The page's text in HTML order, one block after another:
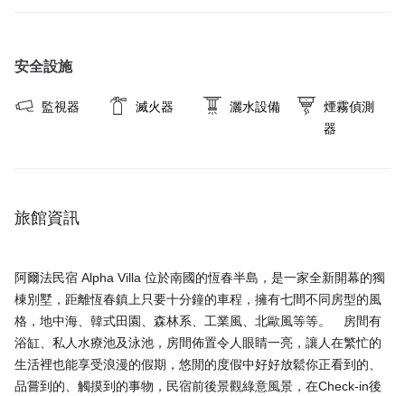
安全設施
監視器 滅火器 灑水設備
煙霧偵測
器
旅館資訊
阿爾法民宿 Alpha Villa 位於南國的恆春半島，是一家全新開幕的獨
棟別墅，距離恆春鎮上只要十分鐘的車程，擁有七間不同房型的風
格，地中海、韓式田園、森林系、工業風、北歐風等等。 房間有
浴缸、私人水療池及泳池，房間佈置令人眼睛一亮，讓人在繁忙的
生活裡也能享受浪漫的假期，悠閒的度假中好好放鬆你正看到的、
品嘗到的、觸摸到的事物，民宿前後景觀綠意風景，在Check-in後